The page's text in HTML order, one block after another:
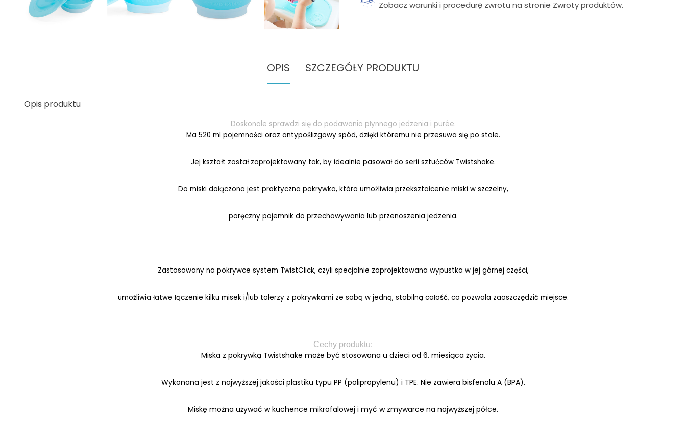
Zobacz warunki i procedurę zwrotu na stronie Zwroty produktów.
OPIS SZCZEGÓŁY PRODUKTU
Opis produktu
Doskonale sprawdzi się do podawania płynnego jedzenia i purée.
Ma 520 ml pojemności oraz antypoślizgowy spód, dzięki któremu nie przesuwa się po stole.
Jej kształt został zaprojektowany tak, by idealnie pasował do serii sztućców Twistshake.
Do miski dołączona jest praktyczna pokrywka, która umożliwia przekształcenie miski w szczelny,
poręczny pojemnik do przechowywania lub przenoszenia jedzenia.
Zastosowany na pokrywce system TwistClick, czyli specjalnie zaprojektowana wypustka w jej górnej części,
umożliwia łatwe łączenie kilku misek i/lub talerzy z pokrywkami ze sobą w jedną, stabilną całość, co pozwala zaoszczędzić miejsce.
Cechy produktu:
Miska z pokrywką Twistshake może być stosowana u dzieci od 6. miesiąca życia.
Wykonana jest z najwyższej jakości plastiku typu PP (polipropylenu) i TPE. Nie zawiera bisfenolu A (BPA).
Miskę można używać w kuchence mikrofalowej i myć w zmywarce na najwyższej półce.